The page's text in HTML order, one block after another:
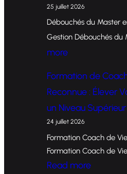
25 juillet 2026
Débouchés du Master
Gestion Débouchés du
more:
t
u
Formation de
Reconnue : Élever
un Niveau Supérieur
24 juillet 2026
Formation Coach de
Formation Coach de
Read more: